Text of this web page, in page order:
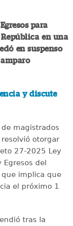
para
en una
en suspenso
y discute
magistrados
otorgar
27-2025 Ley
Egresos del
que implica que
el próximo 1
tras la